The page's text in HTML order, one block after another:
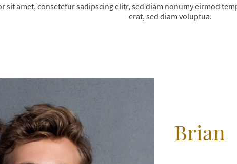
sit amet, consetetur sadipscing elitr, sed diam nonumy eirmod
erat, sed diam voluptua.
Brian